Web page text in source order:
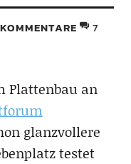
KOMMENTARE 7
Plattenbau an
glanzvollere
testet